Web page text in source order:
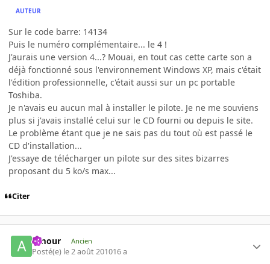
AUTEUR
Sur le code barre: 14134
Puis le numéro complémentaire... le 4 !
J'aurais une version 4...? Mouai, en tout cas cette carte son a
déjà fonctionné sous l'environnement Windows XP, mais c'était
l'édition professionnelle, c'était aussi sur un pc portable
Toshiba.
Je n'avais eu aucun mal à installer le pilote. Je ne me souviens
plus si j'avais installé celui sur le CD fourni ou depuis le site.
Le problème étant que je ne sais pas du tout où est passé le
CD d'installation...
J'essaye de télécharger un pilote sur des sites bizarres
proposant du 5 ko/s max...
Citer
Amour Ancien
Posté(e) le 2 août 201016 a